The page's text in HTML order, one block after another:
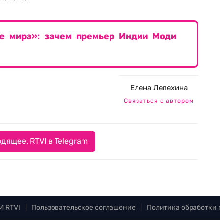
мира»: зачем премьер Индии Моди
Елена Лепехина
Связаться с автором
RTVI в Telegram
RTVI Пользовательское соглашение Политика